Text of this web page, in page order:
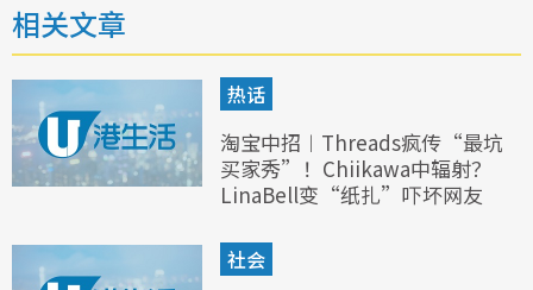
相关文章
热话
淘宝中招︱Threads疯传“最坑
买家秀”！Chiikawa中辐射？
LinaBell变“纸扎”吓坏网友
社会